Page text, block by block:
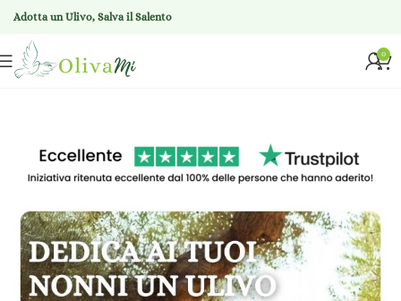
Adotta un Ulivo, Salva il Salento
0